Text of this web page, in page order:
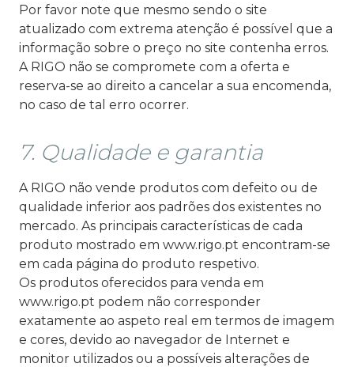
Por favor note que mesmo sendo o site
atualizado com extrema atenção é possível que a
informação sobre o preço no site contenha erros.
A RIGO não se compromete com a oferta e
reserva-se ao direito a cancelar a sua encomenda,
no caso de tal erro ocorrer.
7. Qualidade e garantia
A RIGO não vende produtos com defeito ou de
qualidade inferior aos padrões dos existentes no
mercado. As principais características de cada
produto mostrado em www.rigo.pt encontram-se
em cada página do produto respetivo.
Os produtos oferecidos para venda em
www.rigo.pt podem não corresponder
exatamente ao aspeto real em termos de imagem
e cores, devido ao navegador de Internet e
monitor utilizados ou a possíveis alterações de